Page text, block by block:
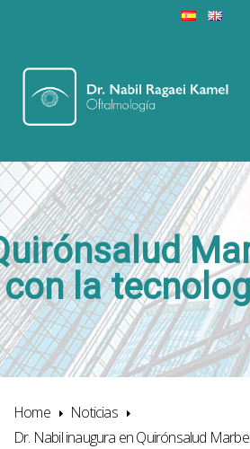
la
Home
Noticias
Dr. Nabil inaugura en Quirónsalud